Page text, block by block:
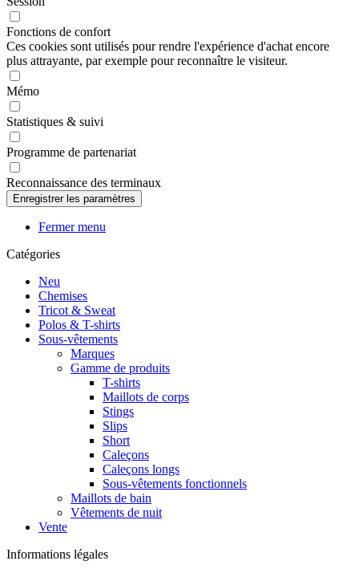
Fonctions de confort
Ces cookies sont utilisés pour rendre l'expérience d'achat encore
plus attrayante, par exemple pour reconnaître le visiteur.
Mémo
Statistiques & suivi
Programme de partenariat
Reconnaissance des terminaux
Fermer menu
Catégories
Neu
Chemises
Tricot & Sweat
Polos & T-shirts
Sous-vêtements
Marques
Gamme de produits
T-shirts
Maillots de corps
Stings
Slips
Short
Caleçons
Caleçons longs
Sous-vêtements fonctionnels
Maillots de bain
Vêtements de nuit
Vente
Informations légales